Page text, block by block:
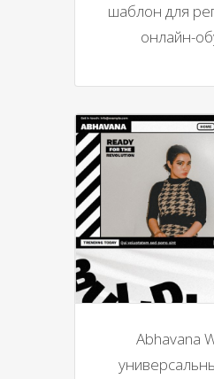
шаблон для
онлайн-
Abhavana